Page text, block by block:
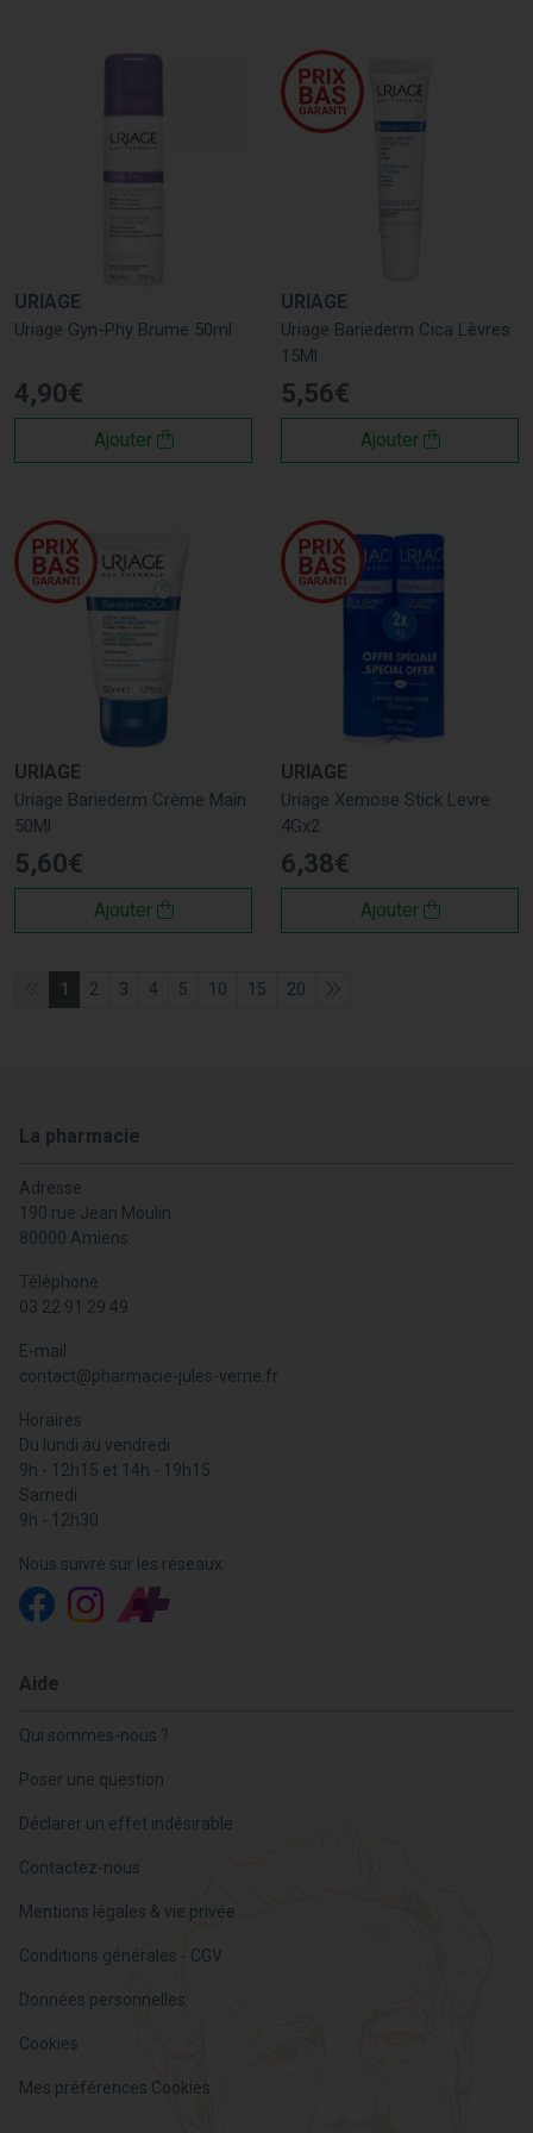
URIAGE
Uriage Gyn-Phy Brume 50ml
4,90€
Ajouter
URIAGE
Uriage Bariederm Cica Lèvres
15Ml
5,56€
Ajouter
URIAGE
Uriage Bariederm Crème Main
50Ml
5,60€
Ajouter
URIAGE
Uriage Xemose Stick Levre
4Gx2
6,38€
Ajouter
1 2 3 4 5 10 15 20
La pharmacie
Adresse
190 rue Jean Moulin
80000 Amiens
Téléphone
03 22 91 29 49
E-mail
contact@pharmacie-jules-verne.fr
Horaires
Du lundi au vendredi
9h - 12h15 et 14h - 19h15
Samedi
9h - 12h30
Nous suivre sur les réseaux
Aide
Qui sommes-nous ?
Poser une question
Déclarer un effet indésirable
Contactez-nous
Mentions légales & vie privée
Conditions générales - CGV
Données personnelles
Cookies
Mes préférences Cookies